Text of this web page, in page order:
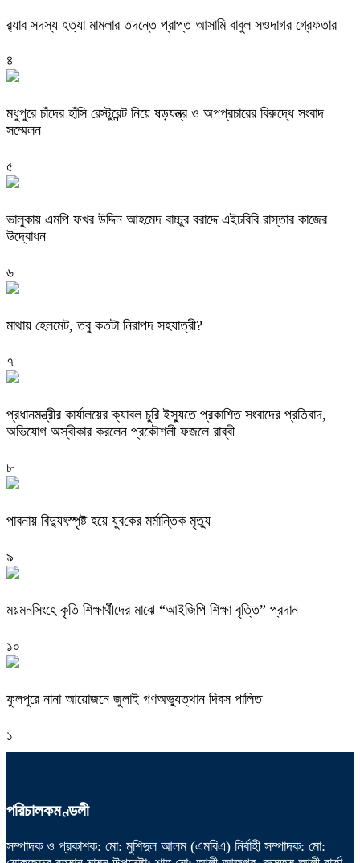
র‌্যাব সদস্য হত্যা মামলার তদন্তে প্রাপ্ত আসামি বাবুল সওদাগর গ্রেফতার
৪
মধুপুরে চাঁদের হাঁসি রেস্টুরেন্ট নিয়ে ষড়যন্ত্র ও অপপ্রচারের বিরুদ্ধে সংবাদ
সম্মেলন
৫
ভালুকায় এমপি ফখর উদ্দিন আহমেদ বাচ্চুর বরাদ্দে এইচবিবি রাস্তার কাজের
উদ্বোধন
৬
মাথায় হেলমেট, তবু কতটা নিরাপদ সহযাত্রী?
৭
প্রধানমন্ত্রীর কার্যালয়ের ক্যাবল চুরি ইস্যুতে প্রকাশিত সংবাদের প্রতিবাদ,
অভিযোগ অস্বীকার করলেন প্রকৌশলী ফজলে রাব্বী
৮
পাবনায় বিদ্যুৎস্পৃষ্ট হয়ে যুব‌কের মর্মান্তিক মৃত্যু
৯
ময়মনসিংহে কৃতি শিক্ষার্থীদের মাঝে “আইজিপি শিক্ষা বৃত্তি” প্রদান
১০
ফুলপুরে নানা আয়োজনে জুলাই গণঅভ্যুত্থান দিবস পালিত
১
পরিচালকমণ্ডলী
সম্পাদক ও প্রকাশক: মো: মুশিদুল আলম (এমবিএ) নির্বাহী সম্পাদক: মো: